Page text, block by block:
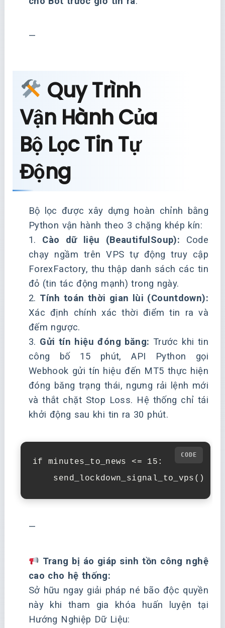
—
Quy Trình
Vận Hành Của
Bộ Lọc Tin Tự
Động
Bộ lọc được xây dựng hoàn chỉnh bằng
Python vận hành theo 3 chặng khép kín:
1. Cào dữ liệu (BeautifulSoup): Code
chạy ngầm trên VPS tự động truy cập
ForexFactory, thu thập danh sách các tin
đỏ (tin tác động mạnh) trong ngày.
2. Tính toán thời gian lùi (Countdown):
Xác định chính xác thời điểm tin ra và
đếm ngược.
3. Gửi tín hiệu đóng băng: Trước khi tin
công bố 15 phút, API Python gọi
Webhook gửi tín hiệu đến MT5 thực hiện
đóng băng trạng thái, ngưng rải lệnh mới
và thắt chặt Stop Loss. Hệ thống chỉ tái
khởi động sau khi tin ra 30 phút.
if minutes_to_news <= 15:
    send_lockdown_signal_to_vps()
—
Trang bị áo giáp sinh tồn công nghệ
cao cho hệ thống:
Sở hữu ngay giải pháp né bão độc quyền
này khi tham gia khóa huấn luyện tại
Hướng Nghiệp Dữ Liệu: